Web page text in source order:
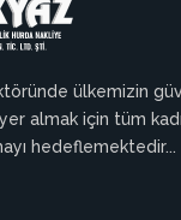
ülkemizin
almak için tüm
hedeflemektedir...